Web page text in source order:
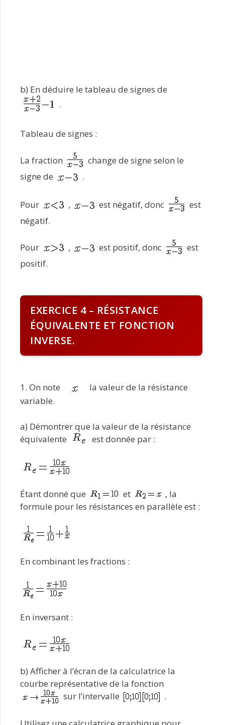
b) En déduire le tableau de signes de
.
Tableau de signes :
La fraction
change de signe selon le
signe de
.
Pour , est négatif, donc
est
négatif.
Pour , est positif, donc
est
positif.
EXERCICE 4 – RÉSISTANCE
ÉQUIVALENTE ET FONCTION
INVERSE.
1. On note
la valeur de la résistance
variable.
a) Démontrer que la valeur de la résistance
équivalente
est donnée par :
Étant donné que et
, la
formule pour les résistances en parallèle est :
En combinant les fractions :
En inversant :
b) Afficher à l’écran de la calculatrice la
courbe représentative de la fonction
sur l’intervalle
.